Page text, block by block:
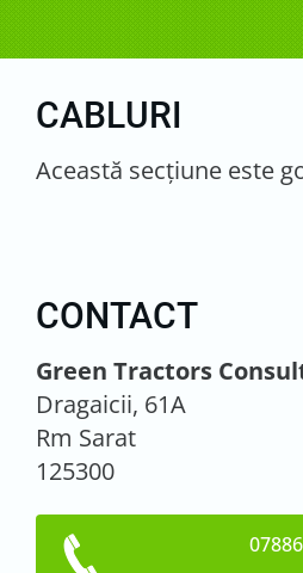
CABLURI
Această secţiune este
CONTACT
Green Tractors
Dragaicii, 61A
Rm Sarat
125300